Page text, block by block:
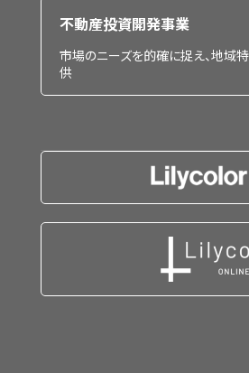
不動産投資開発事業
市場のニーズを的確に捉え、地域
供